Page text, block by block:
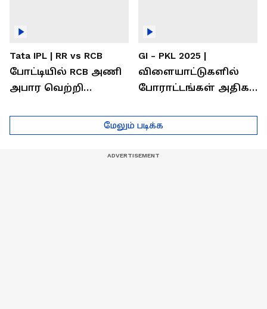
Tata IPL | RR vs RCB
போட்டியில் RCB அணி
அபார வெற்றி
டெல்லி செல்லும் RCB
அணி !
GI - PKL 2025 |
விளையாட்டுகளில்
போராட்டங்கள் அதிகம்
பயிற்சியாளர் பிரீத்தி
ரதி
மேலும் படிக்க